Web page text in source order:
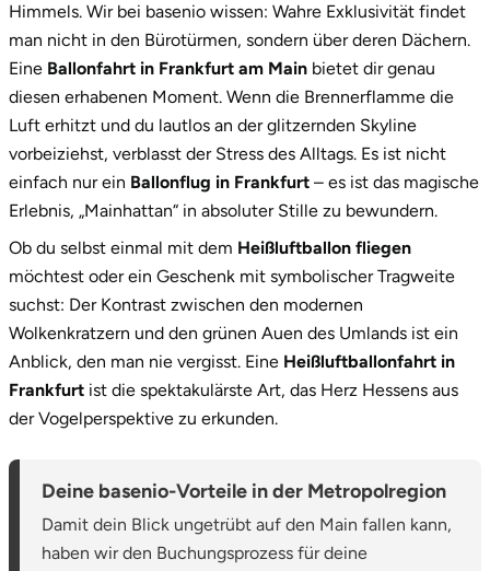
2.1 Die klassische Ballonfahrt
2.2 Heißluftballon für 2 Personen
3. Sicherheit über "Mainhattan"
4. Dein Frankfurt-Abenteuer beginnt jetzt!
Himmels. Wir bei basenio wissen: Wahre Exklusivität findet
man nicht in den Bürotürmen, sondern über deren Dächern.
Eine Ballonfahrt in Frankfurt am Main bietet dir genau
diesen erhabenen Moment. Wenn die Brennerflamme die
Luft erhitzt und du lautlos an der glitzernden Skyline
vorbeiziehst, verblasst der Stress des Alltags. Es ist nicht
einfach nur ein Ballonflug in Frankfurt – es ist das magische
Erlebnis, „Mainhattan“ in absoluter Stille zu bewundern.
Ob du selbst einmal mit dem Heißluftballon fliegen
möchtest oder ein Geschenk mit symbolischer Tragweite
suchst: Der Kontrast zwischen den modernen
Wolkenkratzern und den grünen Auen des Umlands ist ein
Anblick, den man nie vergisst. Eine Heißluftballonfahrt in
Frankfurt ist die spektakulärste Art, das Herz Hessens aus
der Vogelperspektive zu erkunden.
Deine basenio-Vorteile in der Metropolregion
Damit dein Blick ungetrübt auf den Main fallen kann,
haben wir den Buchungsprozess für deine